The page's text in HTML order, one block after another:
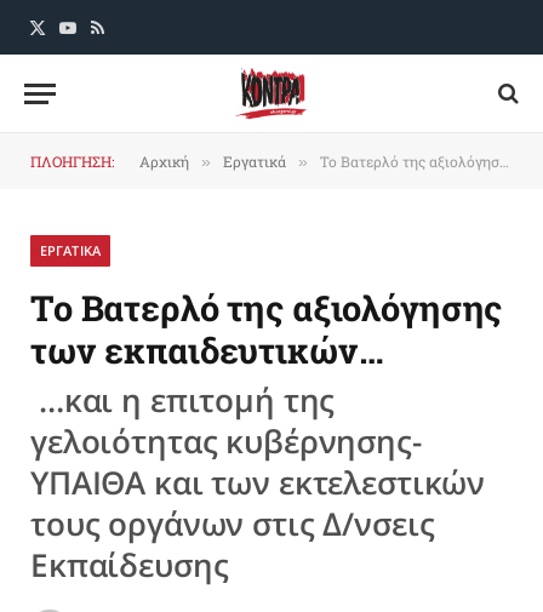
X
YouTube
RSS
ΠΛΟΗΓΗΣΗ: Αρχική » Εργατικά » Το Βατερλό της αξιολόγησης των εκπαιδευτικών…
ΕΡΓΑΤΙΚΑ
Το Βατερλό της αξιολόγησης
των εκπαιδευτικών…
…και η επιτομή της
γελοιότητας κυβέρνησης-
ΥΠΑΙΘΑ και των εκτελεστικών
τους οργάνων στις Δ/νσεις
Εκπαίδευσης